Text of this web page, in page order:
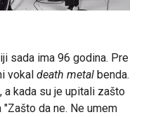
sada ima 96 godina. Pre
vokal death metal benda.
a kada su je upitali zašto
da ne. Ne umem